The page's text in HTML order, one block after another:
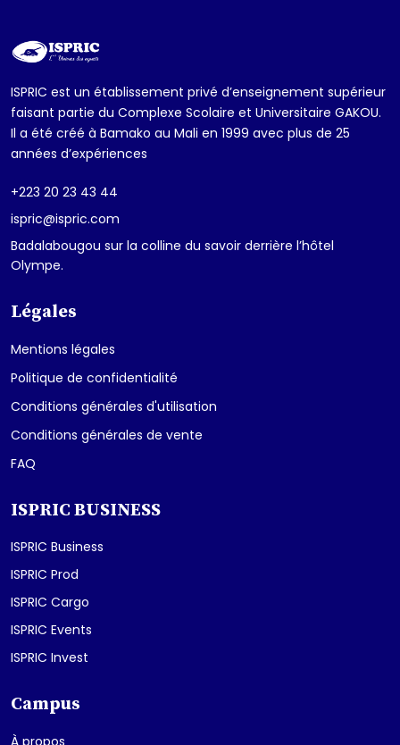
ISPRIC est un établissement privé d’enseignement supérieur
faisant partie du Complexe Scolaire et Universitaire GAKOU.
Il a été créé à Bamako au Mali en 1999 avec plus de 25
années d’expériences
+223 20 23 43 44
ispric@ispric.com
Badalabougou sur la colline du savoir derrière l’hôtel
Olympe.
Légales
Mentions légales
Politique de confidentialité
Conditions générales d'utilisation
Conditions générales de vente
FAQ
ISPRIC BUSINESS
ISPRIC Business
ISPRIC Prod
ISPRIC Cargo
ISPRIC Events
ISPRIC Invest
Campus